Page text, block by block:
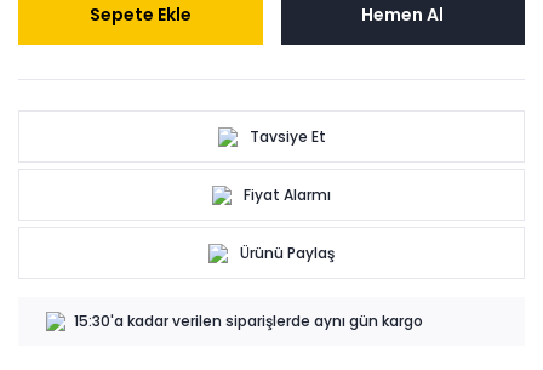
Sepete Ekle Hemen Al
Tavsiye Et
Fiyat Alarmı
Ürünü Paylaş
15:30'a kadar verilen siparişlerde aynı gün kargo